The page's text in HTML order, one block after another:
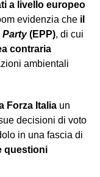
a livello europeo
evidenzia che il
Party(EPP), di cui
contraria
ambientali
Forza Italiaun
decisioni di voto
in una fascia di
questioni